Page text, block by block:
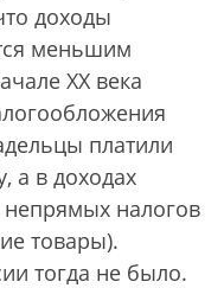
доходы
меньшим
ХХ века
платили
а в доходах
налогов
товары).
тогда не было.